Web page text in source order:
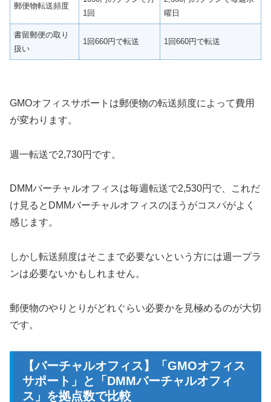
郵便物転送頻度
1回
曜日
書留郵便の取り
扱い
1回660円で転送 1回660円で転送
GMOオフィスサポートは郵便物の転送頻度によって費用
が変わります。
週一転送で2,730円です。
DMMバーチャルオフィスは毎週転送で2,530円で、これだ
け見るとDMMバーチャルオフィスのほうがコスパがよく
感じます。
しかし転送頻度はそこまで必要ないという方には週一プラ
ンは必要ないかもしれません。
郵便物のやりとりがどれぐらい必要かを見極めるのが大切
です。
【バーチャルオフィス】「GMOオフィス
サポート」と「DMMバーチャルオフィ
ス」を拠点数で比較